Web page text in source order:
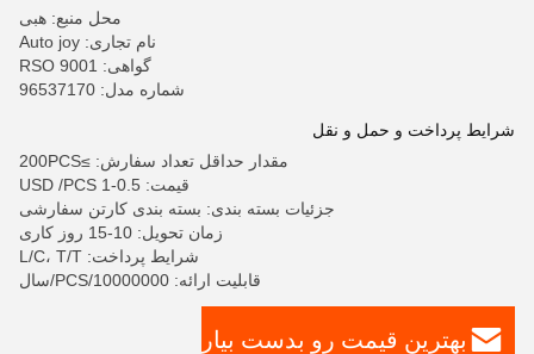
محل منبع: هبی
نام تجاری: Auto joy
گواهی: RSO 9001
شماره مدل: 96537170
شرایط پرداخت و حمل و نقل
مقدار حداقل تعداد سفارش: ≥200PCS
قیمت: 0.5-1 USD /PCS
جزئیات بسته بندی: بسته بندی کارتن سفارشی
زمان تحویل: 10-15 روز کاری
شرایط پرداخت: L/C، T/T
قابلیت ارائه: 10000000/PCS/سال
بهترین قیمت رو بدست بیار